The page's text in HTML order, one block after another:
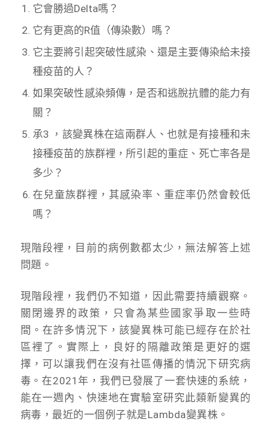
它會勝過Delta嗎？
它有更高的R值（傳染數）嗎？
它主要將引起突破性感染、還是主要傳染給未接
種疫苗的人？
如果突破性感染頻傳，是否和逃脫抗體的能力有
關？
承3 ，該變異株在這兩群人、也就是有接種和未
接種疫苗的族群裡，所引起的重症、死亡率各是
多少？
在兒童族群裡，其感染率、重症率仍然會較低
嗎？
現階段裡，目前的病例數都太少，無法解答上述
問題。
現階段裡，我們仍不知道，因此需要持續觀察。
關閉邊界的政策，只會為某些國家爭取一些時
間。在許多情況下，該變異株可能已經存在於社
區裡了。實際上，良好的隔離政策是更好的選
擇，可以讓我們在沒有社區傳播的情況下研究病
毒。在2021年，我們已發展了一套快速的系統，
能在一週內、快速地在實驗室研究此類新變異的
病毒，最近的一個例子就是Lambda變異株。